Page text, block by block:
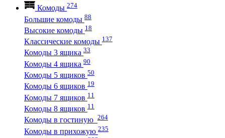
Комоды 274
Большие комоды 88
Высокие комоды 18
Классические комоды 137
Комоды 3 ящика 33
Комоды 4 ящика 90
Комоды 5 ящиков 50
Комоды 6 ящиков 19
Комоды 7 ящиков 11
Комоды 8 ящиков 11
Комоды в гостиную 264
Комоды в прихожую 235